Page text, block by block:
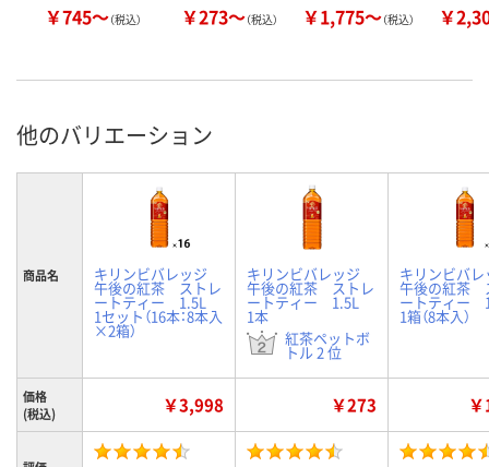
￥745～（税込） ￥273～（税込） ￥1,775～（税込） ￥
他のバリエーション
商品名 キリンビバレッジ
午後の紅茶 ストレ
ートティー 1.5L
1セット（16本：8本入
×2箱）
キリンビバレッジ
午後の紅茶 ストレ
ートティー 1.5L
1本
紅茶ペットボ
トル 2 位
キリンビバ
午後の紅茶
ートティ
1箱（8本入）
価格
(税込)
￥3,998 ￥273